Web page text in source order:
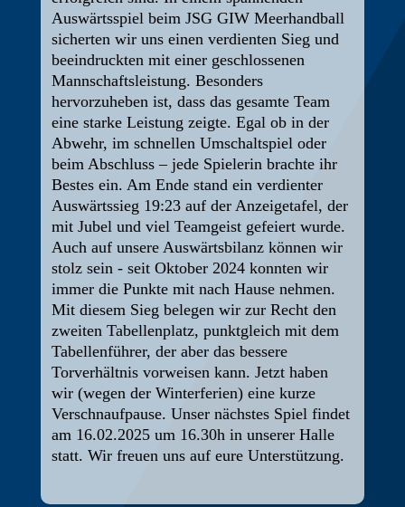
Auswärtsspiel beim JSG GIW Meerhandball
sicherten wir uns einen verdienten Sieg und
beeindruckten mit einer geschlossenen
Mannschaftsleistung. Besonders
hervorzuheben ist, dass das gesamte Team
eine starke Leistung zeigte. Egal ob in der
Abwehr, im schnellen Umschaltspiel oder
beim Abschluss – jede Spielerin brachte ihr
Bestes ein. Am Ende stand ein verdienter
Auswärtssieg 19:23 auf der Anzeigetafel, der
mit Jubel und viel Teamgeist gefeiert wurde.
Auch auf unsere Auswärtsbilanz können wir
stolz sein - seit Oktober 2024 konnten wir
immer die Punkte mit nach Hause nehmen.
Mit diesem Sieg belegen wir zur Recht den
zweiten Tabellenplatz, punktgleich mit dem
Tabellenführer, der aber das bessere
Torverhältnis vorweisen kann. Jetzt haben
wir (wegen der Winterferien) eine kurze
Verschnaufpause. Unser nächstes Spiel findet
am 16.02.2025 um 16.30h in unserer Halle
statt. Wir freuen uns auf eure Unterstützung.